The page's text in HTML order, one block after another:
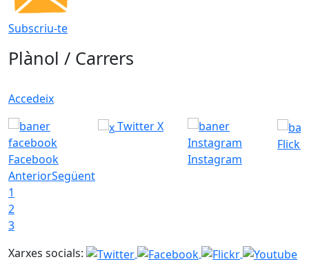
Subscriu-te
Plànol / Carrers
Accedeix
Facebook
Twitter X
Instagram
Flickr
AnteriorSegüent
1
2
3
Xarxes socials: